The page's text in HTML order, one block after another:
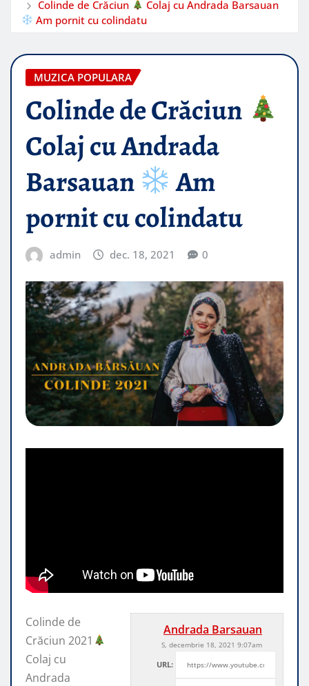
Colinde de Crăciun
Colaj cu Andrada Barsauan
Am pornit cu colindatu
MUZICA POPULARA
Colinde de Crăciun
Colaj cu Andrada
Barsauan
Am
pornit cu colindatu
admin dec. 18, 2021 0
Andrada Barsauan
S, decembrie 18, 2021 9:07am
URL:
Colinde de
Crăciun 2021
Colaj cu
Andrada